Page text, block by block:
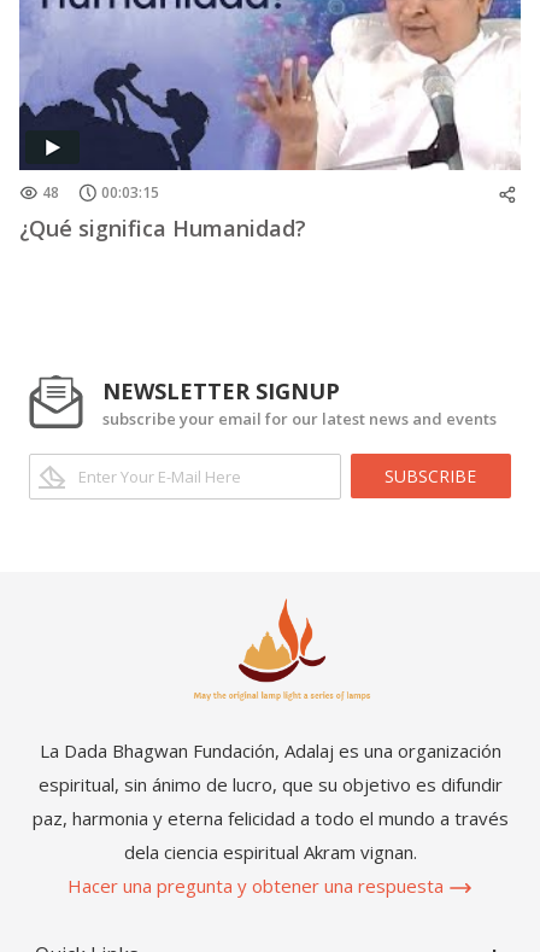
48 00:03:15
¿Qué significa Humanidad?
NEWSLETTER SIGNUP
subscribe your email for our latest news and events
SUBSCRIBE
La Dada Bhagwan Fundación, Adalaj es una organización
espiritual, sin ánimo de lucro, que su objetivo es difundir
paz, harmonia y eterna felicidad a todo el mundo a través
dela ciencia espiritual Akram vignan.
Hacer una pregunta y obtener una respuesta